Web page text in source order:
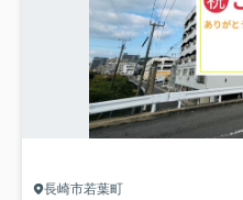
長崎市若葉町